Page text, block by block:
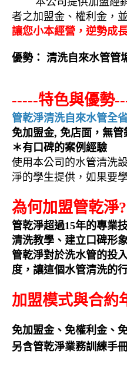
者之加盟金、權利金，
讓您小本經營，逆勢成
優勢： 清洗自來水管管
-----特色與優勢
管乾淨清洗自來水管全
免加盟金, 免店面，無
＊有口碑的案例經驗
使用本公司的水管清洗
淨的學生提供，如果要
為何加盟管乾淨?
管乾淨超過15年的專業
清洗教學 、建立口碑形
管乾淨對於洗水管的投
度，讓這個水管清洗的
加盟模式與合約
免加盟金、免權利金、
另含管乾淨業務訓練手